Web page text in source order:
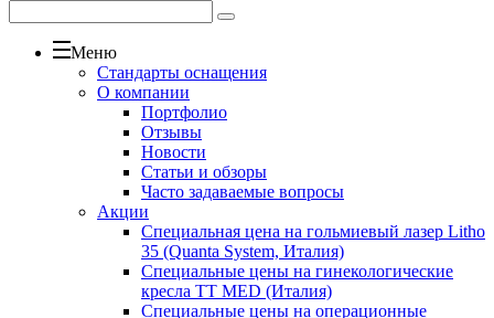
Меню
Стандарты оснащения
О компании
Портфолио
Отзывы
Новости
Статьи и обзоры
Часто задаваемые вопросы
Акции
Специальная цена на гольмиевый лазер Litho
35 (Quanta System, Италия)
Специальные цены на гинекологические
кресла TT MED (Италия)
Специальные цены на операционные